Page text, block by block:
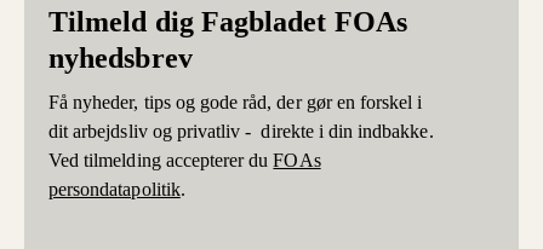
Tilmeld dig Fagbladet FOAs
nyhedsbrev
Få nyheder, tips og gode råd, der gør en forskel i
dit arbejdsliv og privatliv - direkte i din indbakke.
Ved tilmelding accepterer duFOAs
persondatapolitik.